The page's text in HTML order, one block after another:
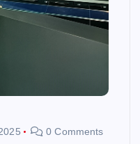
0 Comments